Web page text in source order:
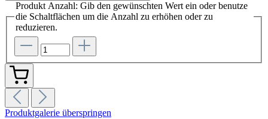
Produkt Anzahl: Gib den gewünschten Wert ein oder benutze
die Schaltflächen um die Anzahl zu erhöhen oder zu
reduzieren.
Produktgalerie überspringen